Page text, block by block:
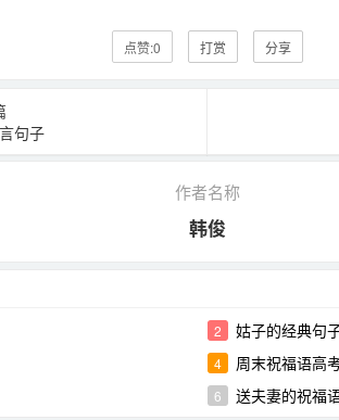
点赞:0 打赏 分享
句子
作者名称
韩俊
2 姑子的经典句
4 周末祝福语高
6 送夫妻的祝福